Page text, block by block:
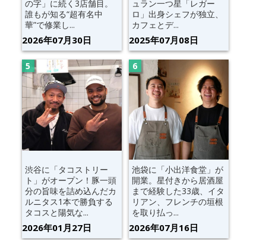
の字」に続く3店舗目。
誰もが知る“超有名中
華”で修業し...
2026年07月30日
ュラン一つ星「レガー
ロ」出身シェフが独立、
カフェとデ...
2025年07月08日
渋谷に「タコストリー
ト」がオープン！豚一頭
分の旨味を詰め込んだカ
ルニタス1本で勝負する
タコスと陽気な...
2026年01月27日
池袋に「小出洋食堂」が
開業。星付きから居酒屋
まで経験した33歳、イタ
リアン、フレンチの垣根
を取り払っ...
2026年07月16日